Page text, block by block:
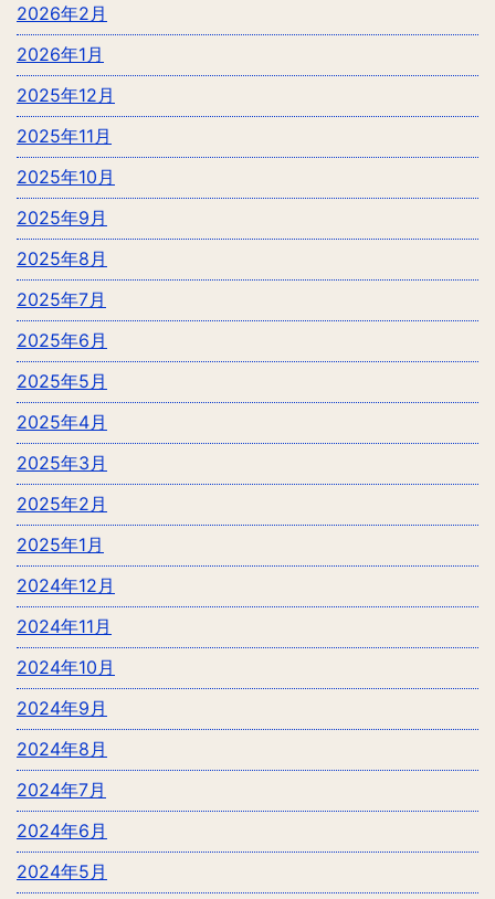
2026年2月
2026年1月
2025年12月
2025年11月
2025年10月
2025年9月
2025年8月
2025年7月
2025年6月
2025年5月
2025年4月
2025年3月
2025年2月
2025年1月
2024年12月
2024年11月
2024年10月
2024年9月
2024年8月
2024年7月
2024年6月
2024年5月